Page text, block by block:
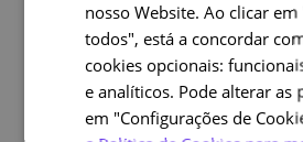
Plano de curso
Módulo 1: Importância de
nosso Website. Ao clicar
todos", está a concordar
cookies opcionais:
e analíticos. Pode alterar as
em "Configurações de